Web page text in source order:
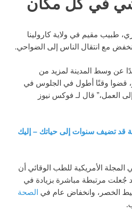
طبيب مقيم في ولاية كارولينا
مع انتقال الناس إلى الضواحي.
عن وسط المدينة لمزيد من
قضوا وقتًا أطول في الجلوس في
العمل،” قال لـ فوكس نيوز
قد تضيف سنوات إلى حياتك – إليك
الأمريكية للطب الوقائي أن
جُعلت مرتبطة مباشرة بزيادة في
الخصر، وانخفاض عام في الصحة